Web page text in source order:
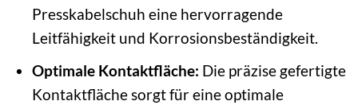
Presskabelschuh eine hervorragende
Leitfähigkeit und Korrosionsbeständigkeit.
Optimale Kontaktfläche: Die präzise gefertigte
Kontaktfläche sorgt für eine optimale